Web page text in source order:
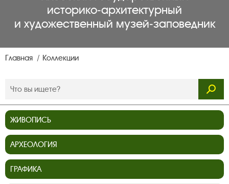
историко‑архитектурный
и художественный музей‑заповедник
Главная Коллекции
ЖИВОПИСЬ
АРХЕОЛОГИЯ
ГРАФИКА